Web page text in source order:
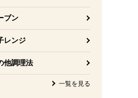
ブン
レンジ
他調理法
一覧を見る